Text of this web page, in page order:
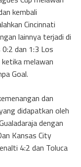
kembali
Cincinnati
lainnya terjadi di
0:2 dan 1:3 Los
melawan
Goal.
dan
didapatkan oleh
dengan
Kansas City
4:2 dan Toluca